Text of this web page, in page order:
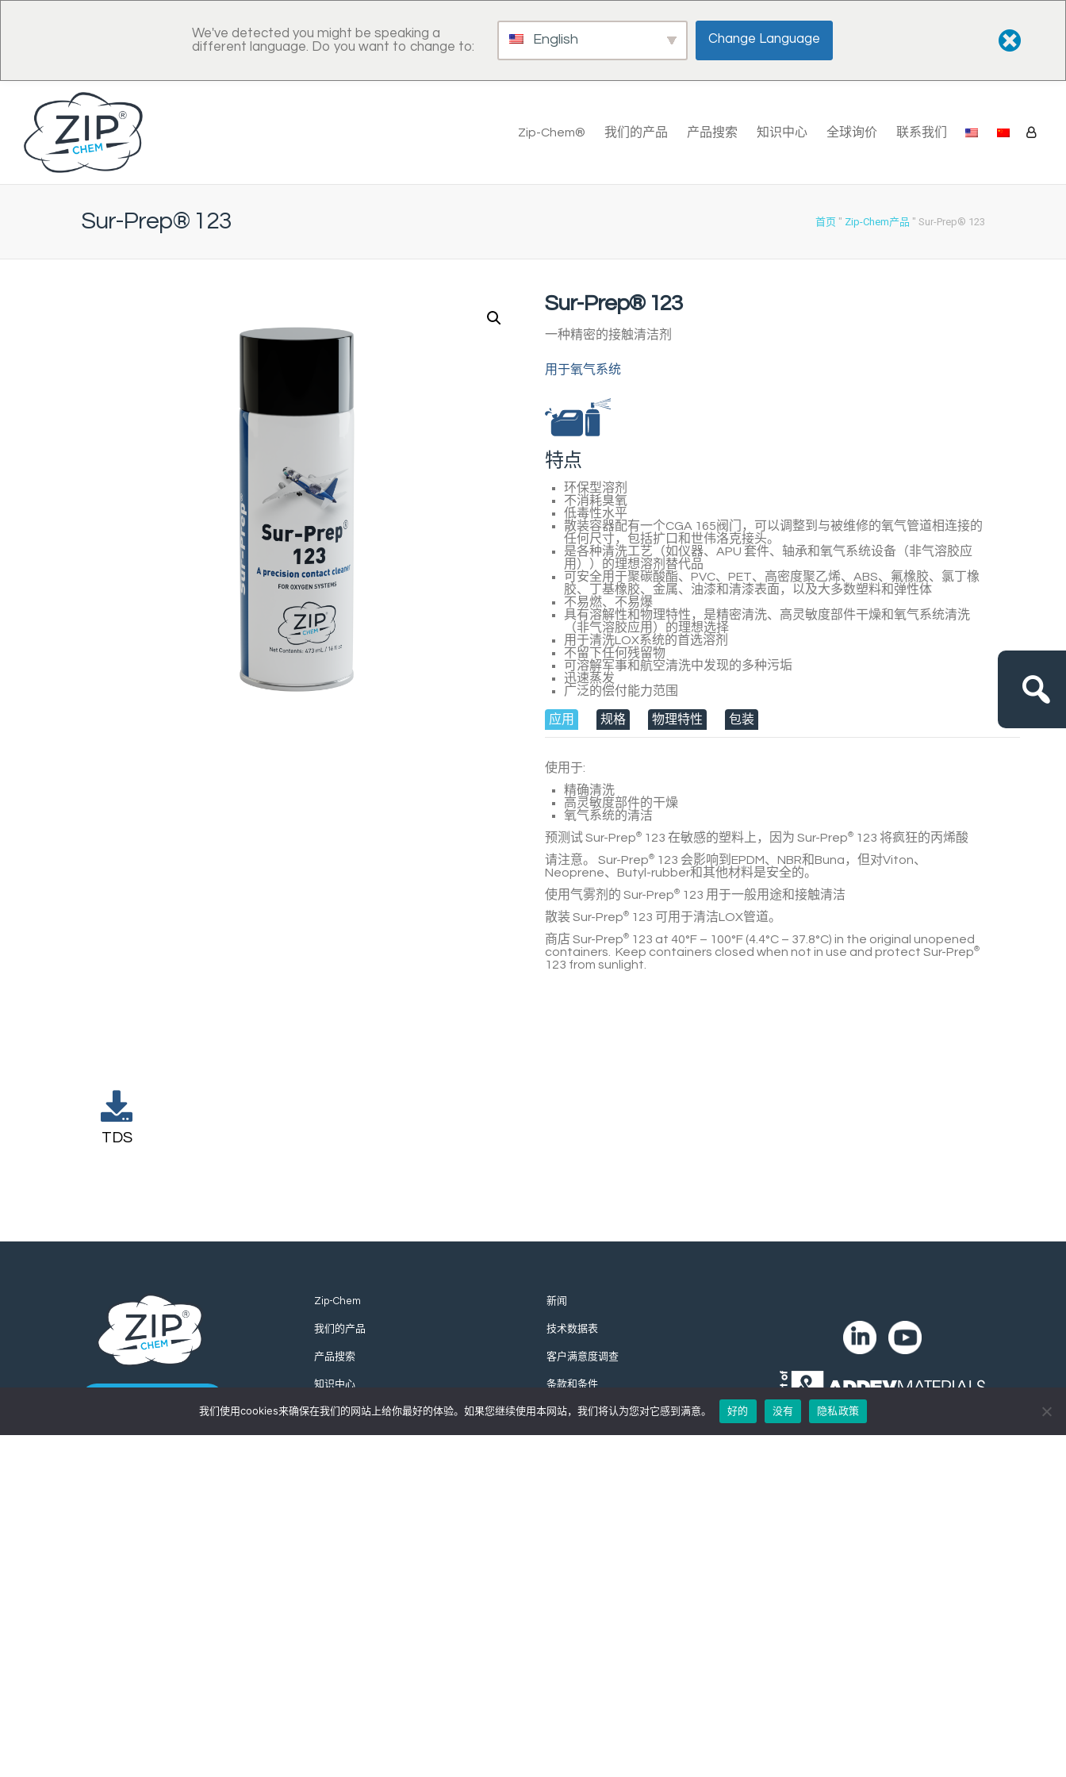
We've detected you might be speaking a
different language. Do you want to change to:
English Change Language
Zip-Chem® 我们的产品 产品搜索 知识中心 全球询价 联系我们
首页 " Zip-Chem产品 " Sur-Prep® 123
Sur-Prep® 123
Sur-Prep® 123
一种精密的接触清洁剂
用于氧气系统
特点
环保型溶剂
不消耗臭氧
低毒性水平
散装容器配有一个CGA 165阀门，可以调整到与被维修的氧气管道相连接的
任何尺寸，包括扩口和世伟洛克接头。
是各种清洗工艺（如仪器、APU 套件、轴承和氧气系统设备（非气溶胶应
用））的理想溶剂替代品
可安全用于聚碳酸酯、PVC、PET、高密度聚乙烯、ABS、氟橡胶、氯丁橡
胶、丁基橡胶、金属、油漆和清漆表面，以及大多数塑料和弹性体
不易燃、不易爆
具有溶解性和物理特性，是精密清洗、高灵敏度部件干燥和氧气系统清洗
（非气溶胶应用）的理想选择
用于清洗LOX系统的首选溶剂
不留下任何残留物
可溶解军事和航空清洗中发现的多种污垢
迅速蒸发
广泛的偿付能力范围
应用 规格 物理特性 包装
使用于:
精确清洗
高灵敏度部件的干燥
氧气系统的清洁
预测试Sur-Prep® 123 在敏感的塑料上，因为 Sur-Prep® 123 将疯狂的丙烯酸
请注意。 Sur-Prep® 123 会影响到EPDM、NBR和Buna，但对Viton、
Neoprene、Butyl-rubber和其他材料是安全的。
使用气雾剂的 Sur-Prep® 123 用于一般用途和接触清洁
散装Sur-Prep® 123 可用于清洁LOX管道。
商店 Sur-Prep® 123 at 40°F – 100°F (4.4°C – 37.8°C) in the original unopened
containers. Keep containers closed when not in use and protect Sur-Prep®
123 from sunlight.
TDS
Zip-Chem
我们的产品
产品搜索
知识中心
全球询价
新闻
技术数据表
客户满意度调查
条款和条件
隐私政策
版权 2024 年。Zip-Chem® 产品。
我们使用cookies来确保在我们的网站上给你最好的体验。如果您继续使用本网站，我们将认为您对它感到满意。 好的 没有 隐私政策